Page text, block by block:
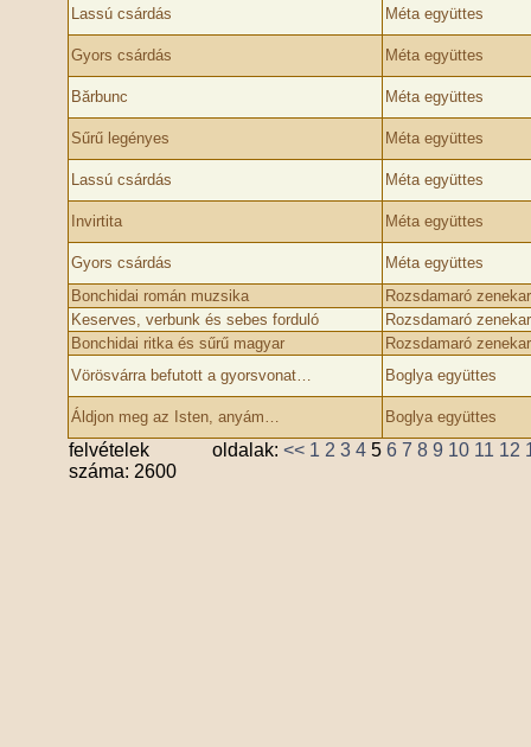
Lassú csárdás Méta együttes
Gyors csárdás Méta együttes
Bărbunc Méta együttes
Sűrű legényes Méta együttes
Lassú csárdás Méta együttes
Invirtita Méta együttes
Gyors csárdás
Méta együttes
Bonchidai román muzsika
Rozsdamaró
Keserves, verbunk és sebes forduló
Rozsdamaró
Bonchidai ritka és sűrű magyar
Rozsdamaró
Vörösvárra befutott a gyorsvonat…
Boglya együttes
Áldjon meg az Isten, anyám… Boglya együttes
felvételek
száma: 2600
oldalak: << 1 2 3 4 5 6 7 8 9 10 11 12